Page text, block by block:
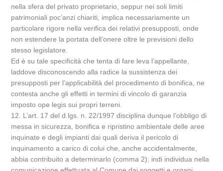
nella sfera del privato proprietario, seppur nei soli limiti
patrimoniali poc’anzi chiariti, implica necessariamente un
particolare rigore nella verifica dei relativi presupposti, onde
non estendere la portata dell’onere oltre le previsioni dello
stesso legislatore.
Ed è su tale specificità che tenta di fare leva l’appellante,
laddove disconoscendo alla radice la sussistenza dei
presupposti per l’applicabilità del procedimento di bonifica, ne
contesta anche gli effetti in termini di vincolo di garanzia
imposto ope legis sui propri terreni.
12. L’art. 17 del d.lgs. n. 22/1997 disciplina dunque l’obbligo di
messa in sicurezza, bonifica e ripristino ambientale delle aree
inquinate e degli impianti dai quali deriva il pericolo di
inquinamento a carico di colui che, anche accidentalmente,
abbia contribuito a determinarlo (comma 2); indi individua nella